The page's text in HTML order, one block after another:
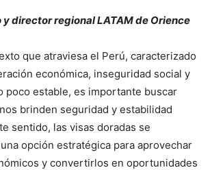
y director regional LATAM de Orience
que atraviesa el Perú, caracterizado
económica, inseguridad social y
poco estable, es importante buscar
brinden seguridad y estabilidad
sentido, las visas doradas se
opción estratégica para aprovechar
y convertirlos en oportunidades